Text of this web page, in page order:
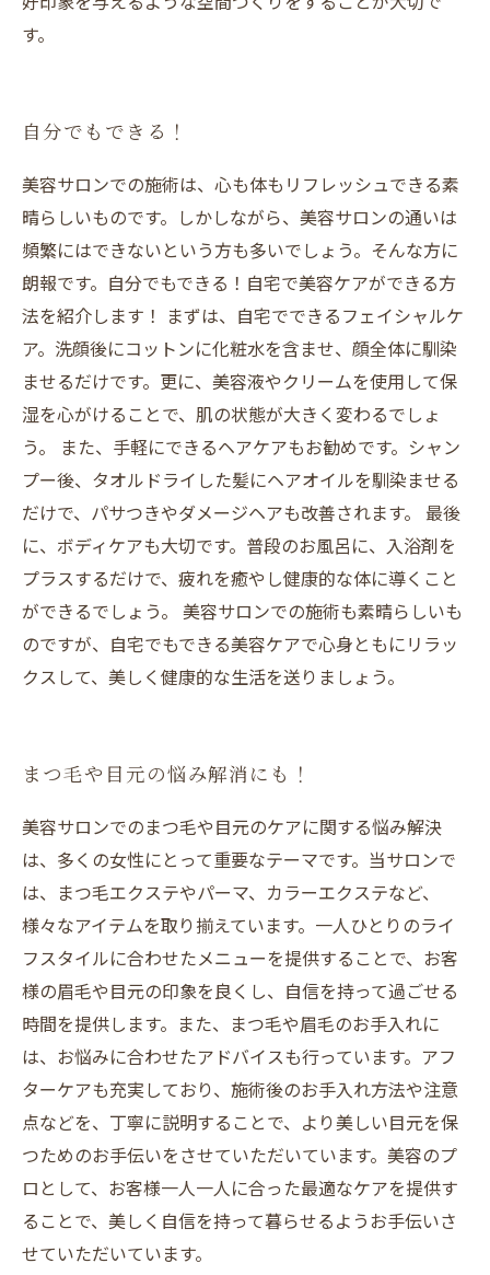
す。
自分でもできる！
美容サロンでの施術は、心も体もリフレッシュできる素
晴らしいものです。しかしながら、美容サロンの通いは
頻繁にはできないという方も多いでしょう。そんな方に
朗報です。自分でもできる！自宅で美容ケアができる方
法を紹介します！ まずは、自宅でできるフェイシャルケ
ア。洗顔後にコットンに化粧水を含ませ、顔全体に馴染
ませるだけです。更に、美容液やクリームを使用して保
湿を心がけることで、肌の状態が大きく変わるでしょ
う。 また、手軽にできるヘアケアもお勧めです。シャン
プー後、タオルドライした髪にヘアオイルを馴染ませる
だけで、パサつきやダメージヘアも改善されます。 最後
に、ボディケアも大切です。普段のお風呂に、入浴剤を
プラスするだけで、疲れを癒やし健康的な体に導くこと
ができるでしょう。 美容サロンでの施術も素晴らしいも
のですが、自宅でもできる美容ケアで心身ともにリラッ
クスして、美しく健康的な生活を送りましょう。
まつ毛や目元の悩み解消にも！
美容サロンでのまつ毛や目元のケアに関する悩み解決
は、多くの女性にとって重要なテーマです。当サロンで
は、まつ毛エクステやパーマ、カラーエクステなど、
様々なアイテムを取り揃えています。一人ひとりのライ
フスタイルに合わせたメニューを提供することで、お客
様の眉毛や目元の印象を良くし、自信を持って過ごせる
時間を提供します。また、まつ毛や眉毛のお手入れに
は、お悩みに合わせたアドバイスも行っています。アフ
ターケアも充実しており、施術後のお手入れ方法や注意
点などを、丁寧に説明することで、より美しい目元を保
つためのお手伝いをさせていただいています。美容のプ
ロとして、お客様一人一人に合った最適なケアを提供す
ることで、美しく自信を持って暮らせるようお手伝いさ
せていただいています。